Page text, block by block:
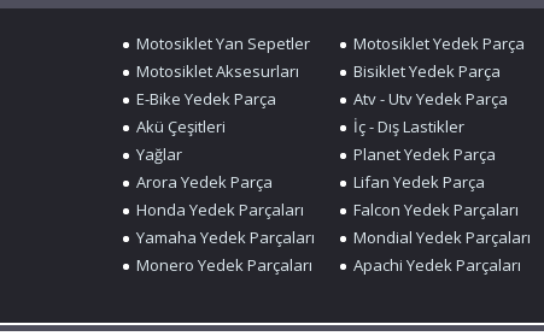
Motosiklet Yan Sepetler
Motosiklet Yedek Parça
Motosiklet Aksesurları
Bisiklet Yedek Parça
E-Bike Yedek Parça
Atv - Utv Yedek Parça
Akü Çeşitleri
İç - Dış Lastikler
Yağlar
Planet Yedek Parça
Arora Yedek Parça
Lifan Yedek Parça
Honda Yedek Parçaları
Falcon Yedek Parçaları
Yamaha Yedek Parçaları
Mondial Yedek Parçaları
Monero Yedek Parçaları
Apachi Yedek Parçaları